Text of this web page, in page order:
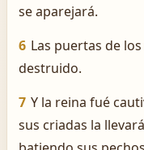
se aparejará.
6 Las puertas de
destruido.
7 Y la reina fué
sus criadas la